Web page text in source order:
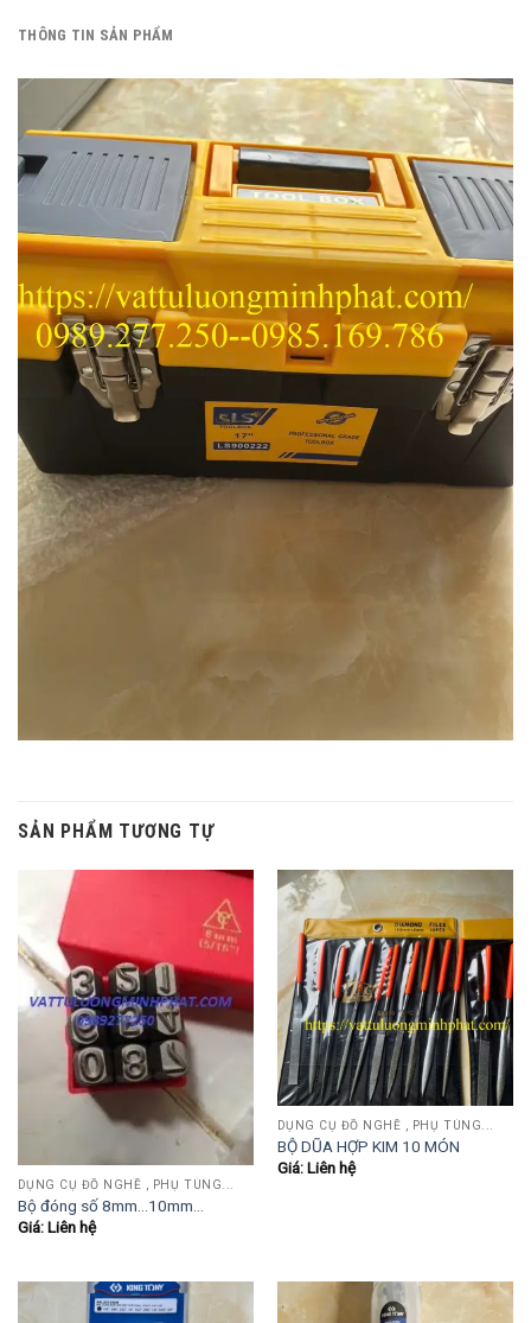
THÔNG TIN SẢN PHẨM
SẢN PHẨM TƯƠNG TỰ
DỤNG CỤ ĐỒ NGHỀ , PHỤ TÙNG...
Bộ đóng số 8mm…10mm…
Giá: Liên hệ
DỤNG CỤ ĐỒ NGHỀ , PHỤ TÙNG...
BỘ DŨA HỢP KIM 10 MÓN
Giá: Liên hệ